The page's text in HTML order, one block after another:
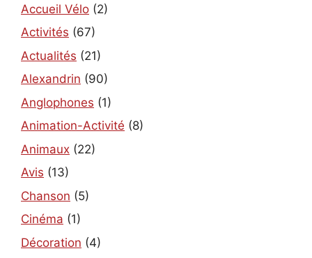
Accueil Vélo (2)
Activités (67)
Actualités (21)
Alexandrin (90)
Anglophones (1)
Animation-Activité (8)
Animaux (22)
Avis (13)
Chanson (5)
Cinéma (1)
Décoration (4)